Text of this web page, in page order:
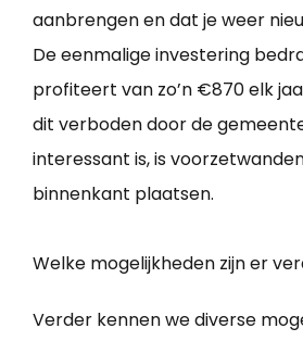
aanbrengen en dat je weer
De eenmalige investering
profiteert van zo’n €870 elk
dit verboden door de
interessant is, is
binnenkant plaatsen.
Welke mogelijkheden zijn er
Verder kennen we diverse